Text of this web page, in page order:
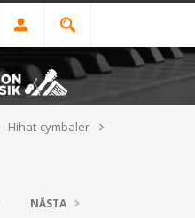
Hihat-cymbaler
NÄSTA